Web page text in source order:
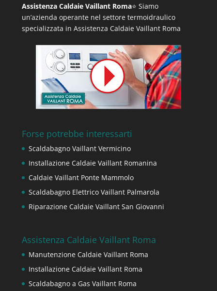
Assistenza Caldaie Vaillant Roma⭐ Siamo
un’azienda operante nel settore termoidraulico
specializzata in Assistenza Caldaie Vaillant Roma
Forse potrebbe interessarti
Scaldabagno Vaillant Vermicino
Installazione Caldaie Vaillant Romanina
Caldaie Vaillant Ponte Mammolo
Scaldabagno Elettrico Vaillant Palmarola
Riparazione Caldaie Vaillant San Giovanni
Assistenza Caldaie Vaillant Roma
Manutenzione Caldaie Vaillant Roma
Installazione Caldaie Vaillant Roma
Scaldabagno a Gas Vaillant Roma